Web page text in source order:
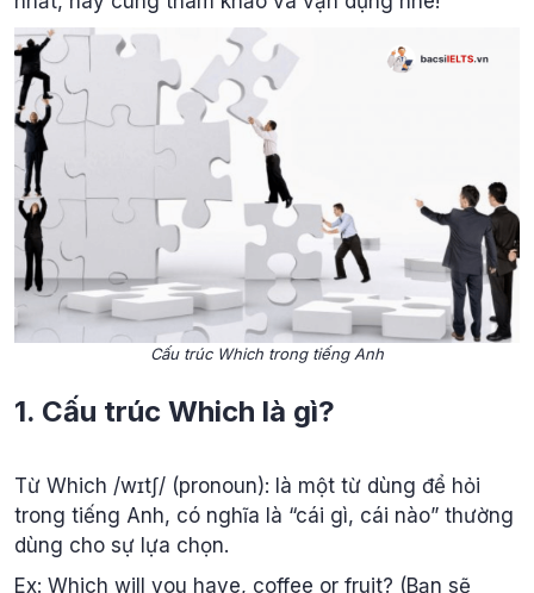
Cấu trúc Which trong tiếng Anh
1. Cấu trúc Which là gì?
Từ Which /wɪtʃ/ (pronoun): là một từ dùng để hỏi
trong tiếng Anh, có nghĩa là “cái gì, cái nào” thường
dùng cho sự lựa chọn.
Ex: Which will you have, coffee or fruit? (Bạn sẽ